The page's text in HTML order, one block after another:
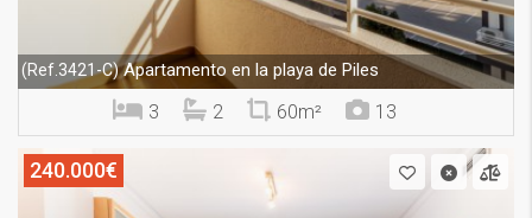
(Ref.3421-C)Apartamento en la playa de Piles
3 2 60m² 13
240.000€